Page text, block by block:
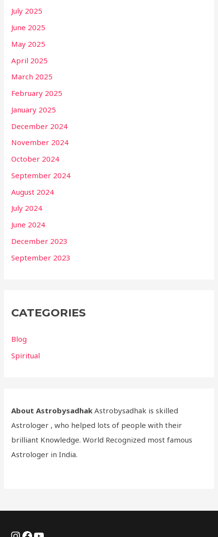
July 2025
June 2025
May 2025
April 2025
March 2025
February 2025
January 2025
December 2024
November 2024
October 2024
September 2024
August 2024
July 2024
June 2024
December 2023
September 2023
CATEGORIES
Blog
Spiritual
About Astrobysadhak Astrobysadhak is skilled
Astrologer , who helped lots of people with their
brilliant Knowledge. World Recognized most famous
Astrologer in India.